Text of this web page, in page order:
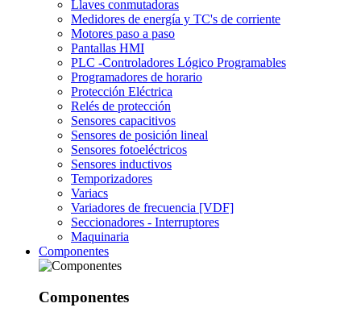
Llaves conmutadoras
Medidores de energía y TC's de corriente
Motores paso a paso
Pantallas HMI
PLC -Controladores Lógico Programables
Programadores de horario
Protección Eléctrica
Relés de protección
Sensores capacitivos
Sensores de posición lineal
Sensores fotoeléctricos
Sensores inductivos
Temporizadores
Variacs
Variadores de frecuencia [VDF]
Seccionadores - Interruptores
Maquinaria
Componentes
Componentes